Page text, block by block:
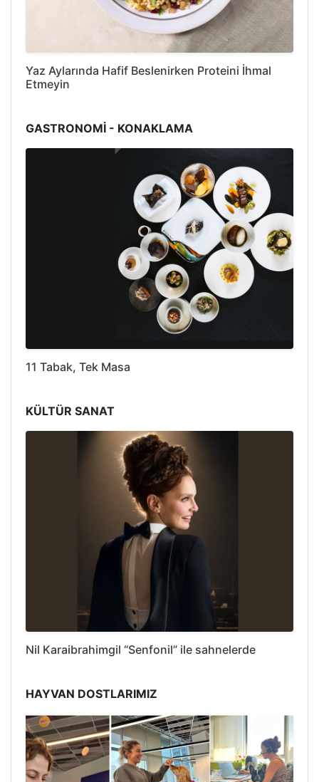
Yaz Aylarında Hafif Beslenirken Proteini İhmal
Etmeyin
GASTRONOMİ - KONAKLAMA
11 Tabak, Tek Masa
KÜLTÜR SANAT
Nil Karaibrahimgil “Senfonil” ile sahnelerde
HAYVAN DOSTLARIMIZ